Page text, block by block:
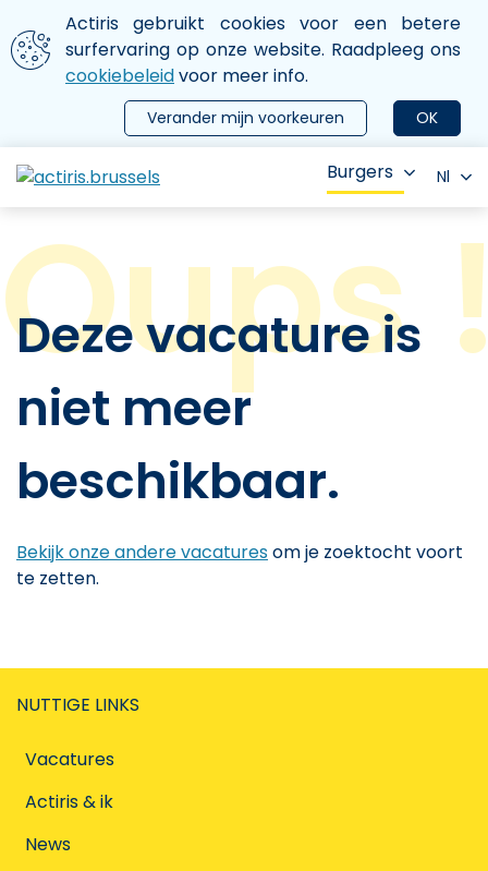
Aller au contenu principal
We gebruiken cookies
Actiris gebruikt cookies voor een betere
surfervaring op onze website. Raadpleeg ons
cookiebeleidvoor meer info.
OK
Verander mijn voorkeuren
le menu
Burgers Nl
Deze vacature is
niet meer
beschikbaar.
Bekijk onze andere vacaturesom je zoektocht voort
te zetten.
NUTTIGE LINKS
Vacatures
Actiris & ik
News